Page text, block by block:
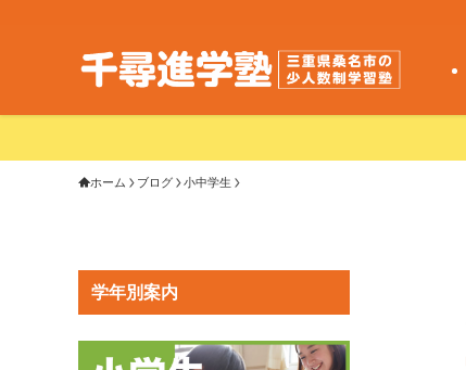
ホーム ブログ 小中学生
学年別案内